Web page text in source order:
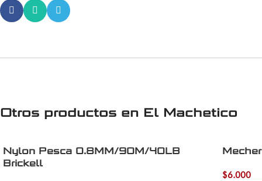
Otros productos en El Machetico
Nylon Pesca 0.8MM/90M/40LB
Brickell
$6.000